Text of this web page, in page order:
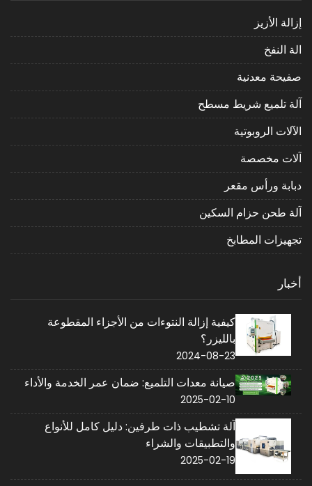
إزالة الأزيز
الة النفخ
صفيحة معدنية
آلة تلميع شريط مسطح
الآلات الروبوتية
آلات مخصصة
دبابة ورأس مقعر
آلة طحن حزام السكين
تجهيزات المطابخ
أخبار
كيفية إزالة النتوءات من الأجزاء المقطوعة
بالليزر؟
2024-08-23
صيانة معدات التلميع: ضمان عمر الخدمة والأداء
2025-02-10
آلة تشطيب ذات طرفين: دليل كامل للأنواع
والتطبيقات والشراء
2025-02-19